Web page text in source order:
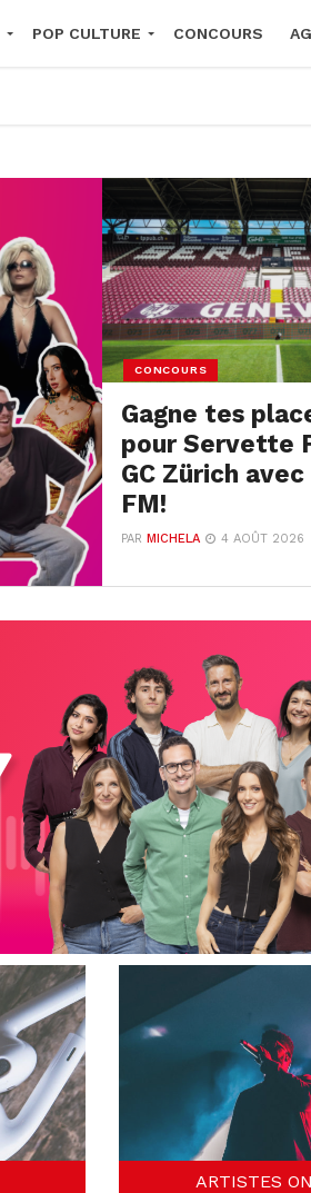
POP CULTURE CONCOURS
CONCOURS
Gagne tes
pour Servette
GC Zürich avec
FM!
PARMICHELA 4 AOÛT 2026
ARTISTES